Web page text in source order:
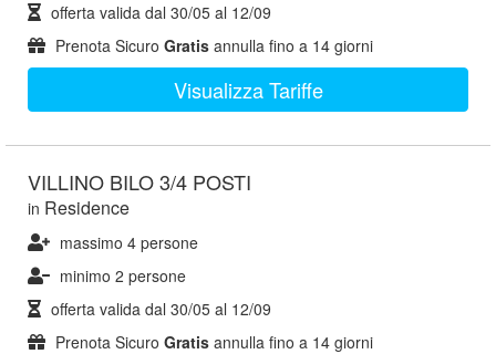
offerta valida dal 30/05 al 12/09
Prenota Sicuro Gratis annulla fino a 14 giorni
Visualizza Tariffe
VILLINO BILO 3/4 POSTI
in Residence
massimo 4 persone
minimo 2 persone
offerta valida dal 30/05 al 12/09
Prenota Sicuro Gratis annulla fino a 14 giorni